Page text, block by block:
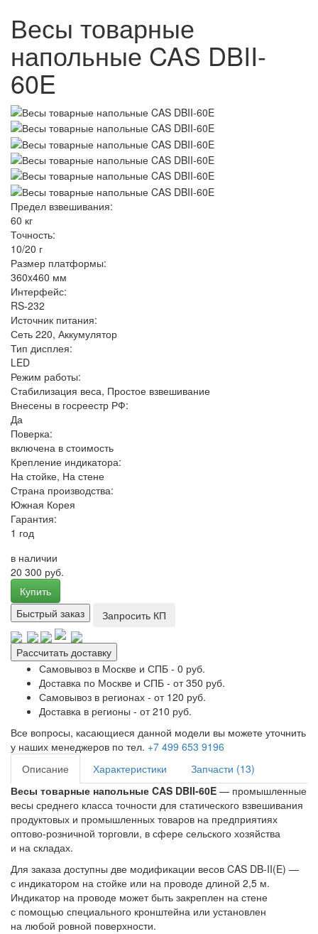
Весы товарные
напольные CAS DBII-
60E
Предел взвешивания:
60 кг
Точность:
10/20 г
Размер платформы:
360x460 мм
Интерфейс:
RS-232
Источник питания:
Сеть 220, Аккумулятор
Тип дисплея:
LED
Режим работы:
Стабилизация веса, Простое взвешивание
Внесены в госреестр РФ:
Да
Поверка:
включена в стоимость
Крепление индикатора:
На стойке, На стене
Страна производства:
Южная Корея
Гарантия:
1 год
в наличии
20 300 руб.
Купить
Быстрый заказ
Запросить КП
Рассчитать доставку
Самовывоз в Москве и СПБ - 0 руб.
Доставка по Москве и СПБ - от 350 руб.
Самовывоз в регионах - от 120 руб.
Доставка в регионы - от 210 руб.
Все вопросы, касающиеся данной модели вы можете уточнить
у наших менеджеров по тел. +7 499 653 9196
Описание
Характеристики
Запчасти (13)
Весы товарные напольные CAS DBII-60E — промышленные
весы среднего класса точности для статического взвешивания
продуктовых и промышленных товаров на предприятиях
оптово-розничной торговли, в сфере сельского хозяйства
и на складах.
Для заказа доступны две модификации весов CAS DB-II(E) —
с индикатором на стойке или на проводе длиной 2,5 м.
Индикатор на проводе может быть закреплен на стене
с помощью специального кронштейна или установлен
на любой ровной поверхности.